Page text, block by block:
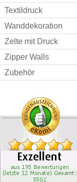
Textildruck
Wanddekoration
Zelte mit Druck
Zipper Walls
Zubehör